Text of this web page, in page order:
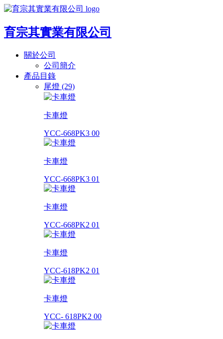
育宗其實業有限公司
關於公司
公司簡介
產品目錄
尾燈 (29)
卡車燈
YCC-668PK3 00
卡車燈
YCC-668PK3 01
卡車燈
YCC-668PK2 01
卡車燈
YCC-618PK2 01
卡車燈
YCC- 618PK2 00